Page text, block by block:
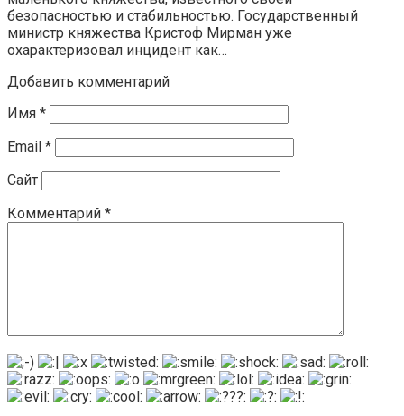
безопасностью и стабильностью. Государственный
министр княжества Кристоф Мирман уже
охарактеризовал инцидент как…
Добавить комментарий
Имя *
Email *
Сайт
Комментарий *